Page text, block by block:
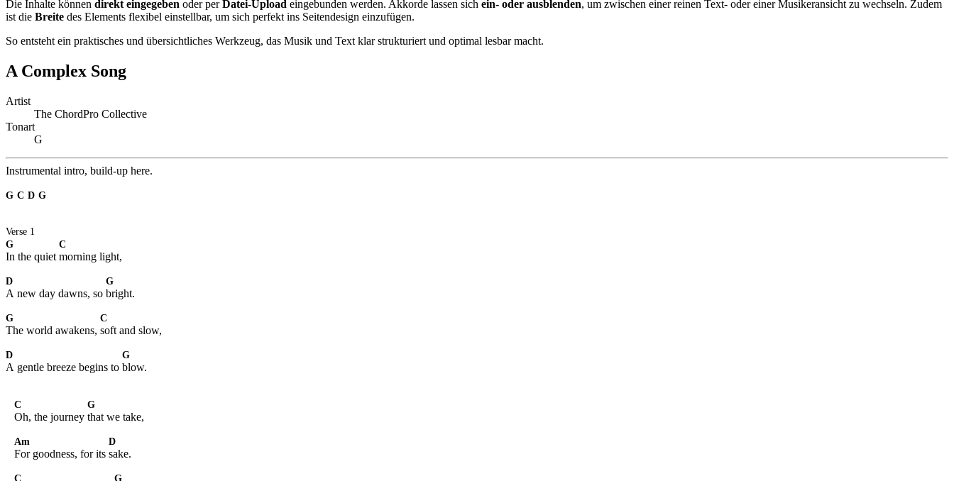
Die Inhalte können direkt eingegeben oder perDatei-Upload eingebunden werden. Akkorde lassen sich ein- oder ausblenden, um zwischen einer reinen Text- oder einer Musikeransicht zu wechseln. Zudem
ist die Breite des Elements flexibel einstellbar, um sich perfekt ins Seitendesign einzufügen.
So entsteht ein praktisches und übersichtliches Werkzeug, das Musik und Text klar strukturiert und optimal lesbar macht.
A Complex Song
Artist
The ChordPro Collective
Tonart
G
Instrumental intro, build-up here.
G C D G
Verse 1
G
In the quiet
C
morning light,
D
A new day dawns, so
G
bright.
G
The world awakens,
C
soft and slow,
D
A gentle breeze begins to
G
blow.
C
Oh, the journey
G
that we take,
Am
For goodness, for its
D
sake.
C G